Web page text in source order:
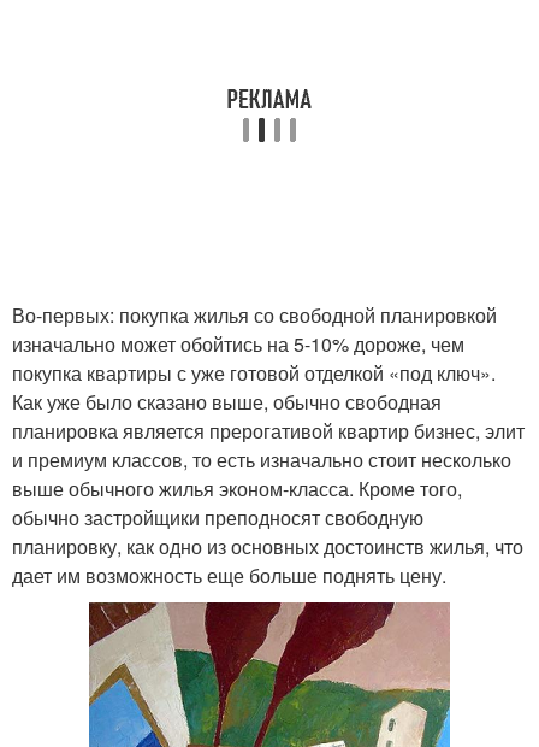
Во-первых: покупка жилья со свободной планировкой
изначально может обойтись на 5-10% дороже, чем
покупка квартиры с уже готовой отделкой «под ключ».
Как уже было сказано выше, обычно свободная
планировка является прерогативой квартир бизнес, элит
и премиум классов, то есть изначально стоит несколько
выше обычного жилья эконом-класса. Кроме того,
обычно застройщики преподносят свободную
планировку, как одно из основных достоинств жилья, что
дает им возможность еще больше поднять цену.